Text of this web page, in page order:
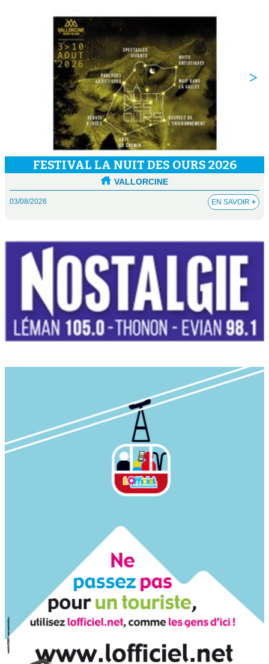
FESTIVAL LA NUIT DES OURS 2026
VALLORCINE
03/08/2026 EN SAVOIR +